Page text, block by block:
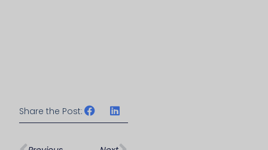
Share the Post:
上一頁 下一篇